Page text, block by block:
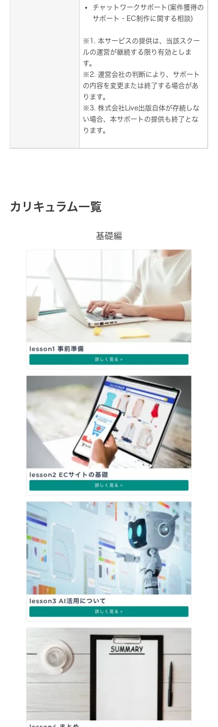
チャットワークサポート(案件獲得の
サポート・EC制作に関する相談)
※1. 本サービスの提供は、当該スクー
ルの運営が継続する限り有効としま
す。
※2. 運営会社の判断により、サポート
の内容を変更または終了する場合があ
ります。
※3. 株式会社Live出版自体が存続しな
い場合、本サポートの提供も終了とな
ります。
カリキュラム一覧
基礎編